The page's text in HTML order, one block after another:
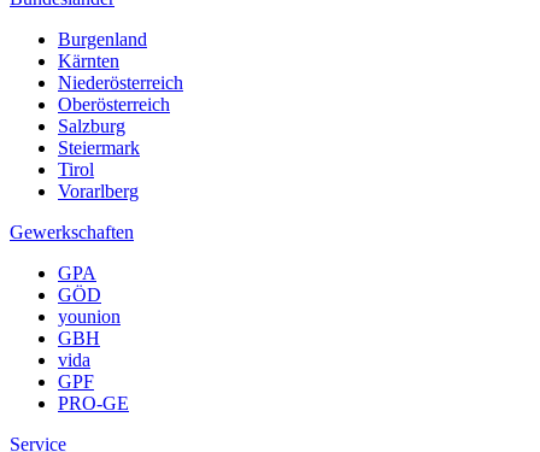
Burgenland
Kärnten
Niederösterreich
Oberösterreich
Salzburg
Steiermark
Tirol
Vorarlberg
Gewerkschaften
GPA
GÖD
younion
GBH
vida
GPF
PRO-GE
Service